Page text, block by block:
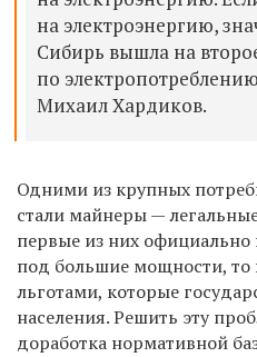
на электроэнергию,
Сибирь вышла на
по
Михаил Хардиков.
Одними из крупных
стали майнеры —
первые из них
под большие мощности, то
льготами, которые
населения. Решить эту
доработка нормативной